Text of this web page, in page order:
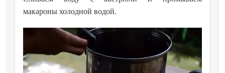
макароны холодной водой.